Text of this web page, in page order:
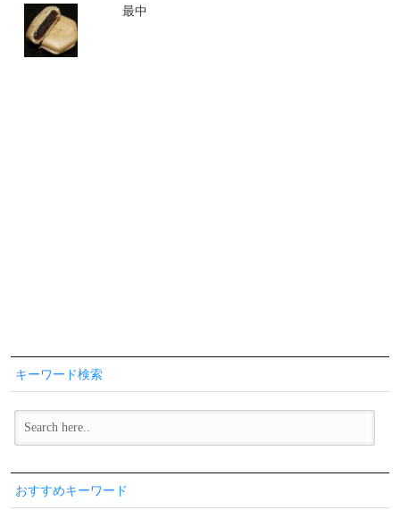
最中
キーワード検索
おすすめキーワード